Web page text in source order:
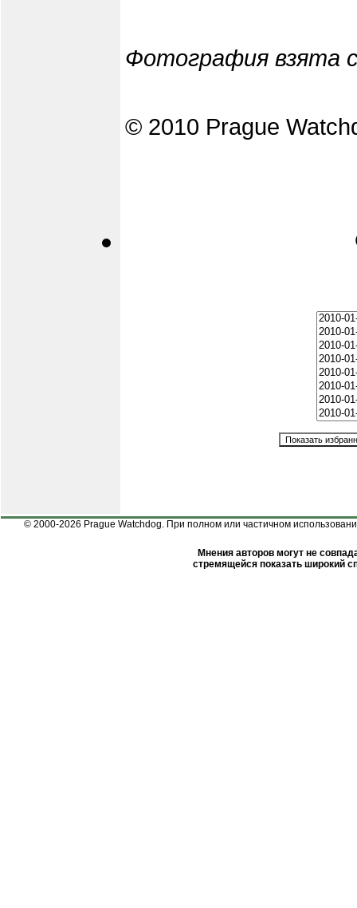
Фотография взята
© 2010 Prague
© 2000-2026 Prague Watchdog. При полном или частичном
Мнения авторов могут не
стремящейся показать широкий